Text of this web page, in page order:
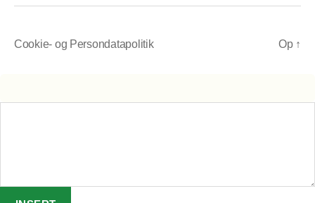
Cookie- og Persondatapolitik Op ↑